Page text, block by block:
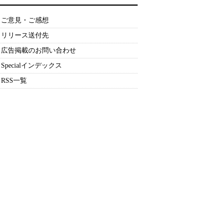
ご意見・ご感想
リリース送付先
広告掲載のお問い合わせ
Specialインデックス
RSS一覧